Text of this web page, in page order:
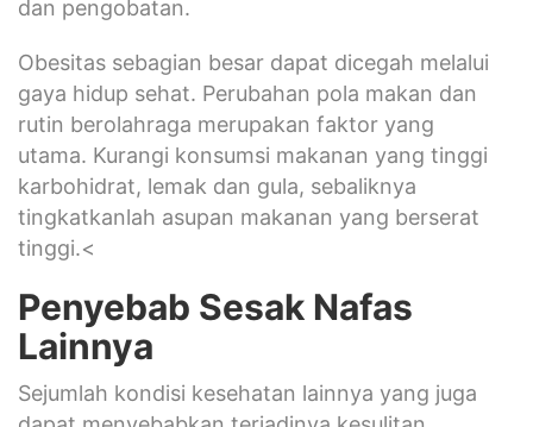
dan pengobatan.
Obesitas sebagian besar dapat dicegah melalui
gaya hidup sehat. Perubahan pola makan dan
rutin berolahraga merupakan faktor yang
utama. Kurangi konsumsi makanan yang tinggi
karbohidrat, lemak dan gula, sebaliknya
tingkatkanlah asupan makanan yang berserat
tinggi.<
Penyebab Sesak Nafas
Lainnya
Sejumlah kondisi kesehatan lainnya yang juga